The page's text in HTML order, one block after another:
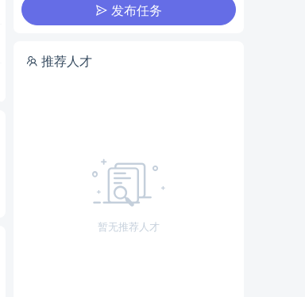
发布任务
推荐人才
暂无推荐人才